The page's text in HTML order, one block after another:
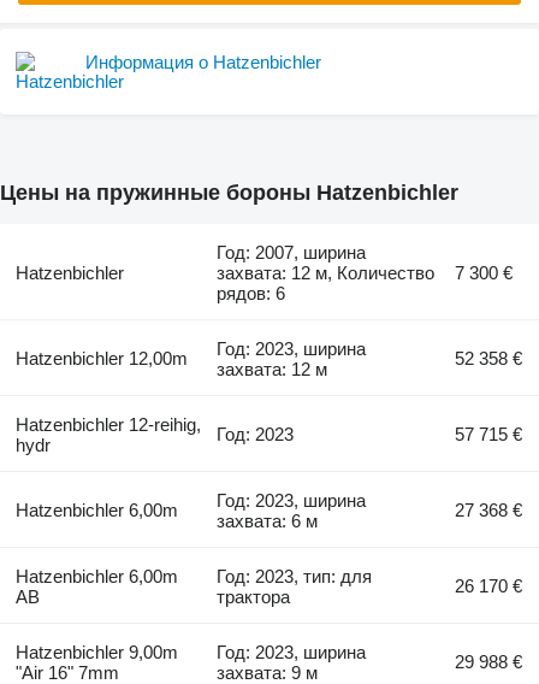
Информация о Hatzenbichler
Цены на пружинные бороны Hatzenbichler
Hatzenbichler
Год: 2007, ширина
захвата: 12 м, Количество
рядов: 6
7 300 €
Hatzenbichler 12,00m
Год: 2023, ширина
захвата: 12 м
52 358 €
Hatzenbichler 12-reihig,
hydr
Год: 2023 57 715 €
Hatzenbichler 6,00m
Год: 2023, ширина
захвата: 6 м
27 368 €
Hatzenbichler 6,00m
AB
Год: 2023, тип: для
трактора
26 170 €
Hatzenbichler 9,00m
"Air 16" 7mm
Год: 2023, ширина
захвата: 9 м
29 988 €